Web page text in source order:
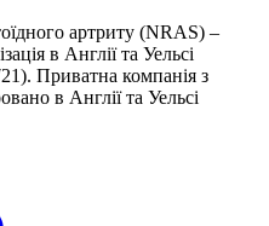
артриту (NRAS) –
в Англії та Уельсі
Приватна компанія з
в Англії та Уельсі